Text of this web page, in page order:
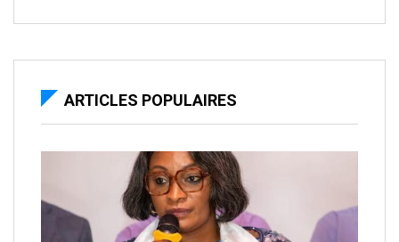
ARTICLES POPULAIRES